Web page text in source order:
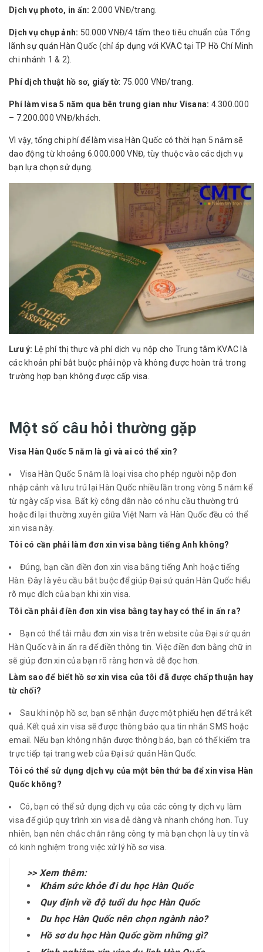
Dịch vụ photo, in ấn: 2.000 VNĐ/trang.
Dịch vụ chụp ảnh: 50.000 VNĐ/4 tấm theo tiêu chuẩn của Tổng
lãnh sự quán Hàn Quốc (chỉ áp dụng với KVAC tại TP Hồ Chí Minh
chi nhánh 1 & 2).
Phí dịch thuật hồ sơ, giấy tờ: 75.000 VNĐ/trang.
Phí làm visa 5 năm qua bên trung gian như Visana: 4.300.000
– 7.200.000 VNĐ/khách.
Vì vậy, tổng chi phí để làm visa Hàn Quốc có thời hạn 5 năm sẽ
dao động từ khoảng 6.000.000 VNĐ, tùy thuộc vào các dịch vụ
bạn lựa chọn sử dụng.
Lưu ý: Lệ phí thị thực và phí dịch vụ nộp cho Trung tâm KVAC là
các khoản phí bắt buộc phải nộp và không được hoàn trả trong
trường hợp bạn không được cấp visa.
Một số câu hỏi thường gặp
Visa Hàn Quốc 5 năm là gì và ai có thể xin?
Visa Hàn Quốc 5 năm là loại visa cho phép người nộp đơn
nhập cảnh và lưu trú lại Hàn Quốc nhiều lần trong vòng 5 năm kể
từ ngày cấp visa. Bất kỳ công dân nào có nhu cầu thường trú
hoặc đi lại thường xuyên giữa Việt Nam và Hàn Quốc đều có thể
xin visa này.
Tôi có cần phải làm đơn xin visa bằng tiếng Anh không?
Đúng, bạn cần điền đơn xin visa bằng tiếng Anh hoặc tiếng
Hàn. Đây là yêu cầu bắt buộc để giúp Đại sứ quán Hàn Quốc hiểu
rõ mục đích của bạn khi xin visa.
Tôi cần phải điền đơn xin visa bằng tay hay có thể in ấn ra?
Bạn có thể tải mẫu đơn xin visa trên website của Đại sứ quán
Hàn Quốc và in ấn ra để điền thông tin. Việc điền đơn bằng chữ in
sẽ giúp đơn xin của bạn rõ ràng hơn và dễ đọc hơn.
Làm sao để biết hồ sơ xin visa của tôi đã được chấp thuận hay
từ chối?
Sau khi nộp hồ sơ, bạn sẽ nhận được một phiếu hẹn để trả kết
quả. Kết quả xin visa sẽ được thông báo qua tin nhắn SMS hoặc
email. Nếu bạn không nhận được thông báo, bạn có thể kiểm tra
trực tiếp tại trang web của Đại sứ quán Hàn Quốc.
Tôi có thể sử dụng dịch vụ của một bên thứ ba để xin visa Hàn
Quốc không?
Có, bạn có thể sử dụng dịch vụ của các công ty dịch vụ làm
visa để giúp quy trình xin visa dễ dàng và nhanh chóng hơn. Tuy
nhiên, bạn nên chắc chắn rằng công ty mà bạn chọn là uy tín và
có kinh nghiệm trong việc xử lý hồ sơ visa.
>> Xem thêm:
Khám sức khỏe đi du học Hàn Quốc
Quy định về độ tuổi du học Hàn Quốc
Du học Hàn Quốc nên chọn ngành nào?
Hồ sơ du học Hàn Quốc gồm những gì?